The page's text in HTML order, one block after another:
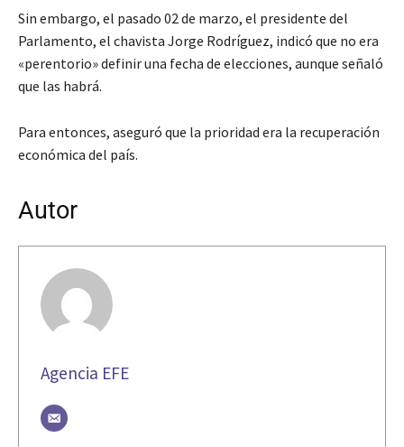
Sin embargo, el pasado 02 de marzo, el presidente del
Parlamento, el chavista Jorge Rodríguez, indicó que no era
«perentorio» definir una fecha de elecciones, aunque señaló
que las habrá.
Para entonces, aseguró que la prioridad era la recuperación
económica del país.
Autor
Agencia EFE